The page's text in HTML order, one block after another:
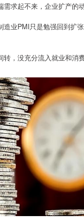
求起不来，企业扩产的
造业PMI只是勉强回到扩
，没充分流入就业和消费